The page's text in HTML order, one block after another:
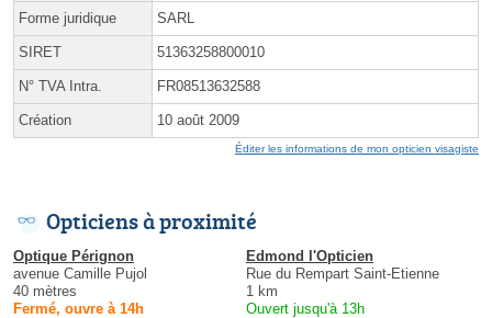
Forme juridique SARL
SIRET 51363258800010
N° TVA Intra. FR08513632588
Création 10 août 2009
Éditer les informations de mon opticien visagiste
Opticiens à proximité
Optique Pérignon
avenue Camille Pujol
40 mètres
Fermé, ouvre à 14h
Edmond l'Opticien
Rue du Rempart Saint-Etienne
1 km
Ouvert jusqu'à 13h